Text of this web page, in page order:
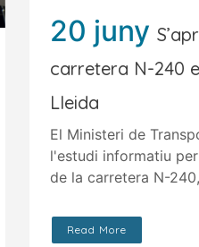
20 juny
carretera N-240
Lleida
El Ministeri de
l'estudi informatiu
de la carretera N-
Read More